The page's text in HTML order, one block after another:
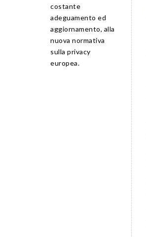
costante
adeguamento ed
aggiornamento, alla
nuova normativa
sulla privacy
europea.